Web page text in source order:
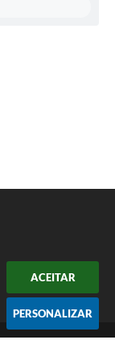
ACEITAR
PERSONALIZAR